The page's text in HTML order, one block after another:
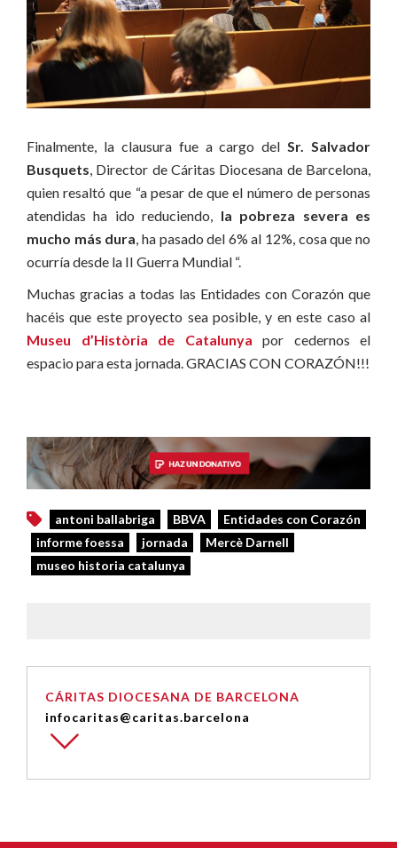
Finalmente, la clausura fue a cargo delSr. Salvador
Busquets, Director de Cáritas Diocesana de Barcelona,
quien resaltó que “a pesar de que el número de personas
atendidas ha ido reduciendo, la pobreza severa es
mucho más dura, ha pasado del 6% al 12%, cosa que no
ocurría desde la II Guerra Mundial “.
Muchas gracias a todas las Entidades con Corazón que
hacéis que este proyecto sea posible, y en este caso al
Museu d’Història de Catalunya por cedernos el
espacio para esta jornada. GRACIAS CON CORAZÓN!!!
antoni ballabriga BBVA
Entidades con Corazón
informe foessa
jornada
Mercè Darnell
museo historia catalunya
CÁRITAS DIOCESANA DE BARCELONA
infocaritas@caritas.barcelona